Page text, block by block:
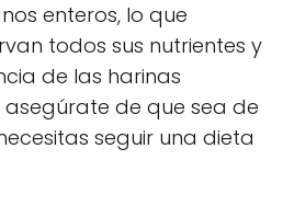
enteros, lo que
todos sus nutrientes y
de las harinas
asegúrate de que sea de
seguir una dieta